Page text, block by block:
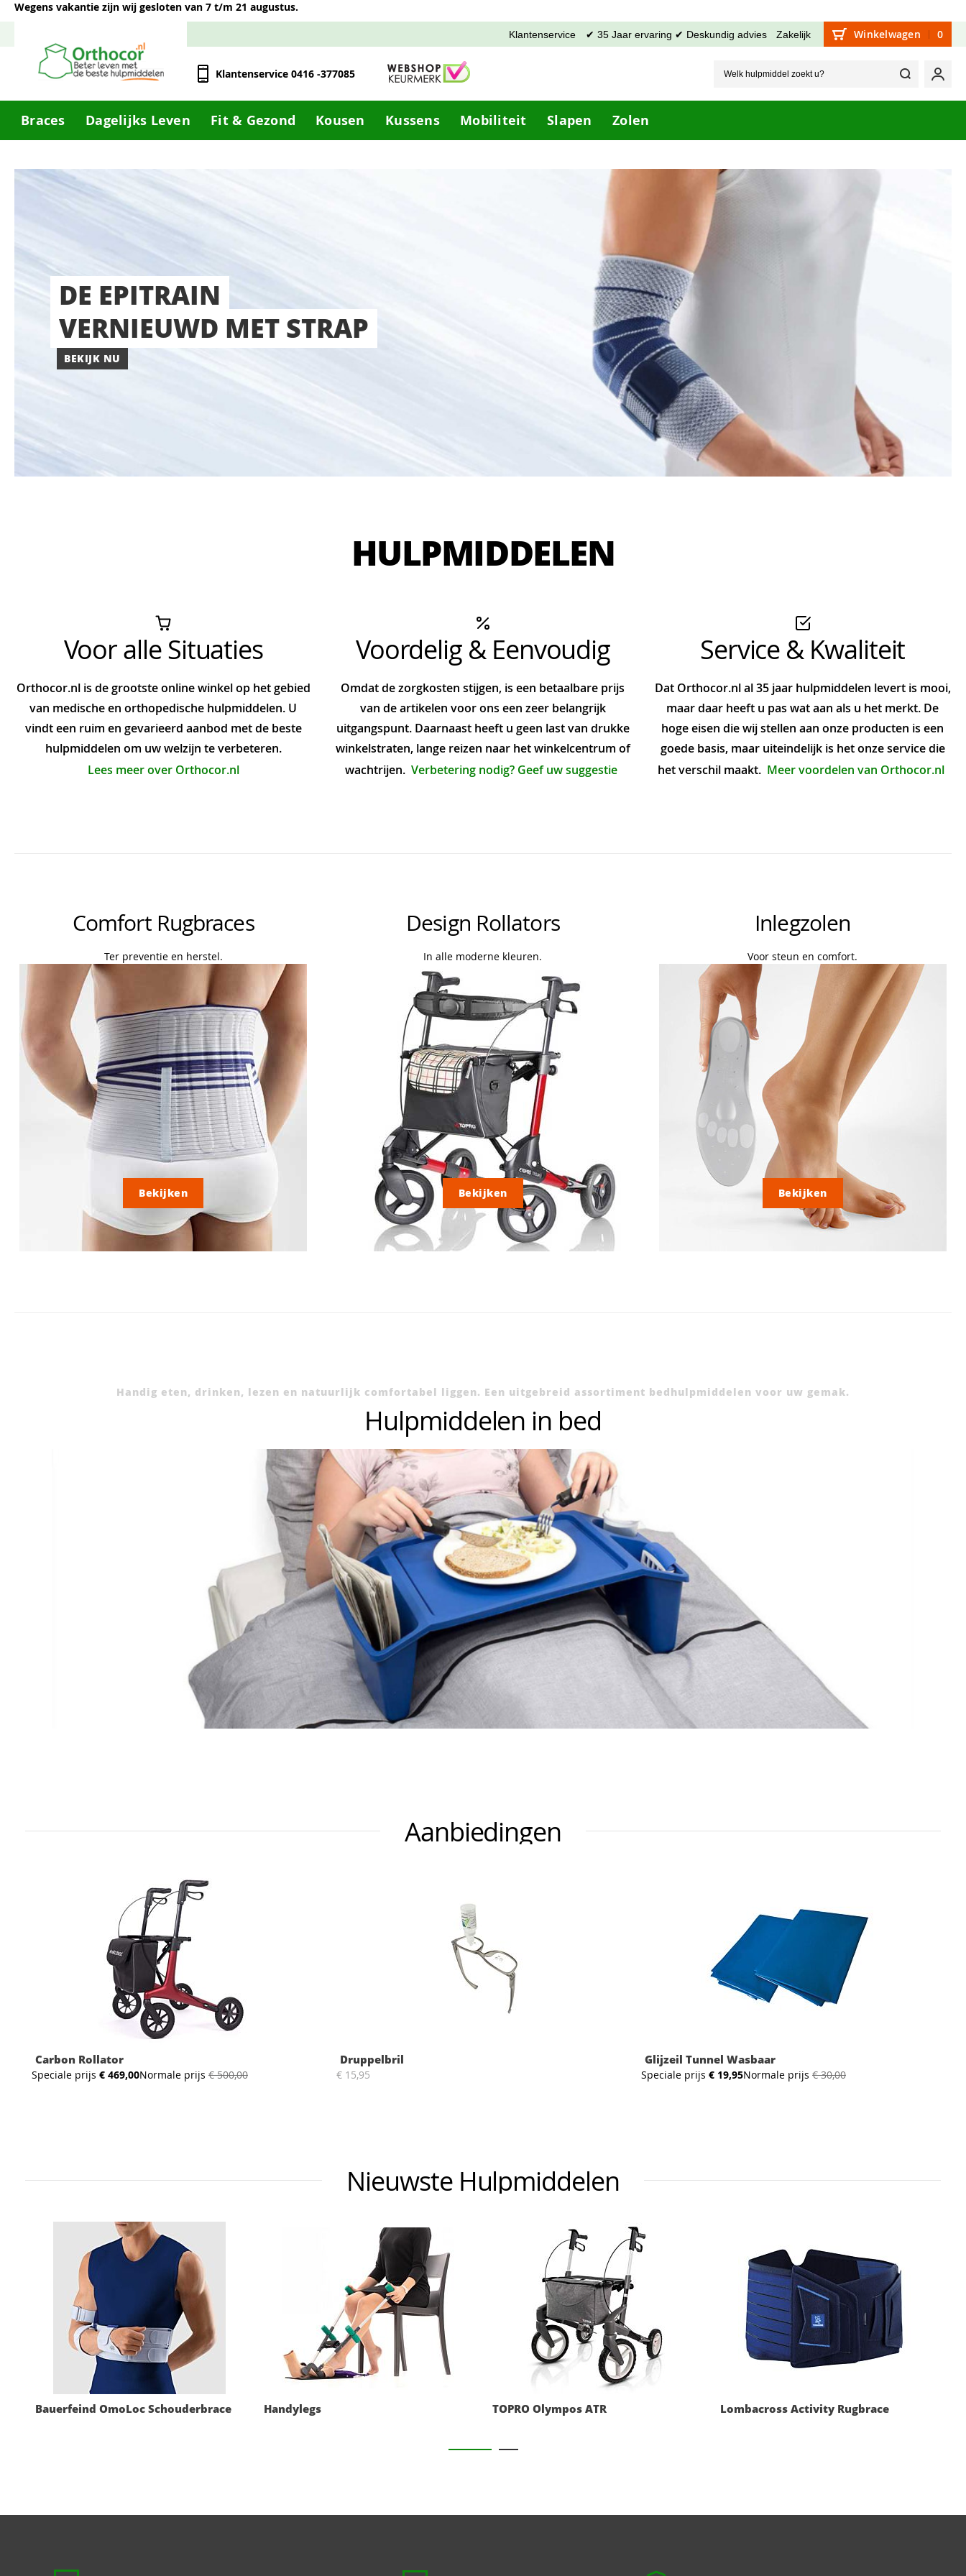
Wegens vakantie zijn wij gesloten van 7 t/m 21 augustus.
Klantenservice ✔ 35 Jaar ervaring ✔ Deskundig advies Zakelijk Winkelwagen 0
Klantenservice 0416 -377085 Welk
Mijn
Braces Dagelijks Leven Fit & Gezond Kousen Kussens Mobiliteit Slapen Zolen
DE EPITRAIN
VERNIEUWD MET STRAP
BEKIJK NU
HULPMIDDELEN
Voor alle Situaties
Orthocor.nl is de grootste online winkel op het gebied
van medische en orthopedische hulpmiddelen. U
vindt een ruim en gevarieerd aanbod met de beste
hulpmiddelen om uw welzijn te verbeteren.
Lees meer over Orthocor.nl
Voordelig & Eenvoudig
Omdat de zorgkosten stijgen, is een betaalbare prijs
van de artikelen voor ons een zeer belangrijk
uitgangspunt. Daarnaast heeft u geen last van drukke
winkelstraten, lange reizen naar het winkelcentrum of
wachtrijen. Verbetering nodig? Geef uw suggestie
Service & Kwaliteit
Dat Orthocor.nl al 35 jaar hulpmiddelen levert is mooi,
maar daar heeft u pas wat aan als u het merkt. De
hoge eisen die wij stellen aan onze producten is een
goede basis, maar uiteindelijk is het onze service die
het verschil maakt. Meer voordelen van Orthocor.nl
Comfort Rugbraces
Ter preventie en herstel.
Bekijken
Design Rollators
In alle moderne kleuren.
Bekijken
Inlegzolen
Voor steun en comfort.
Bekijken
Handig eten, drinken, lezen en natuurlijk comfortabel liggen. Een uitgebreid assortiment bedhulpmiddelen voor uw gemak.
Hulpmiddelen in bed
Aanbiedingen
Carbon Rollator
Speciale prijs € 469,00Normale prijs € 500,00
Druppelbril
€ 15,95
Glijzeil Tunnel Wasbaar
Speciale prijs € 19,95Normale prijs € 30,00
Nieuwste Hulpmiddelen
Bauerfeind OmoLoc Schouderbrace Handylegs TOPRO Olympos ATR Lombacross Activity Rugbrace